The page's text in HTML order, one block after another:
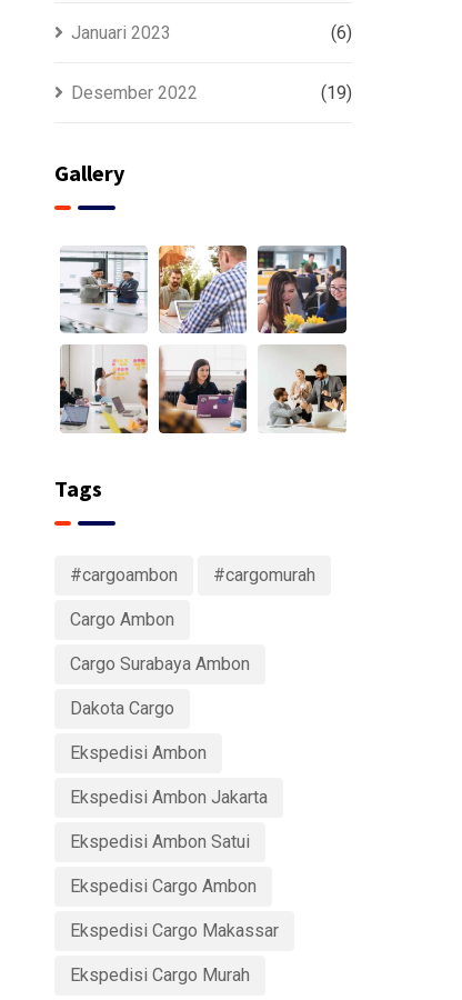
Januari 2023 (6)
Desember 2022 (19)
Gallery
Tags
#cargoambon #cargomurah
Cargo Ambon
Cargo Surabaya Ambon
Dakota Cargo
Ekspedisi Ambon
Ekspedisi Ambon Jakarta
Ekspedisi Ambon Satui
Ekspedisi Cargo Ambon
Ekspedisi Cargo Makassar
Ekspedisi Cargo Murah